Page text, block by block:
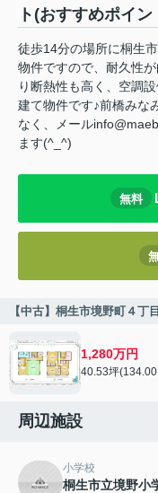
ト(おすすめポイン
徒歩14分の場所に桐生
物件ですので、耐久性
り断熱性も高く、空調
建て物件です♪前橋みな
なく、メール
ます(^_^)
無料
【中古】桐生市境野町４
1,280万円
40.53坪
周辺施設
小学校
桐生市立境野小